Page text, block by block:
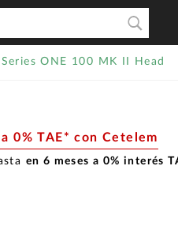
ONE 100 MK II Head
0% TAE* con Cetelem
en 6 meses a 0% interés